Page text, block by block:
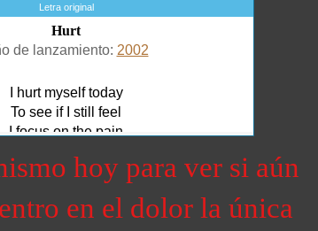
hoy para ver si aún
en el dolor la única